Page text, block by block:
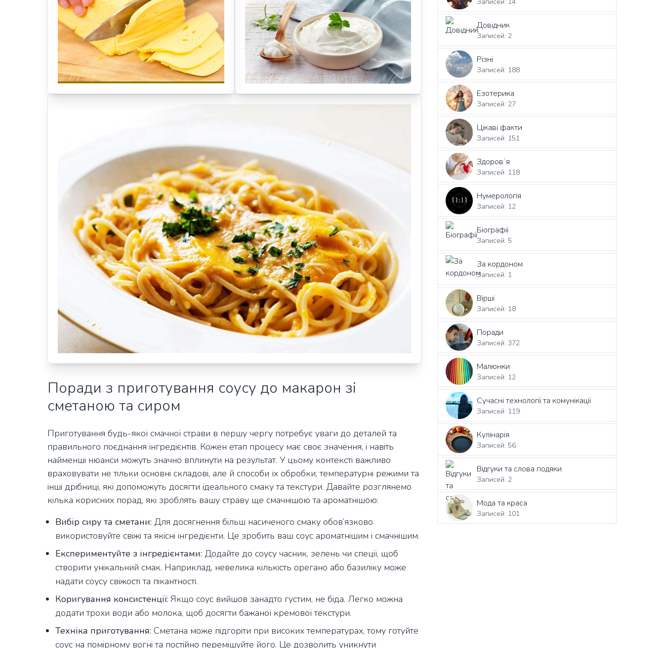
Поради з приготування соусу до макарон зі
сметаною та сиром
Приготування будь-якої смачної страви в першу чергу потребує уваги до деталей та
правильного поєднання інгредієнтів. Кожен етап процесу має своє значення, і навіть
найменші нюанси можуть значно вплинути на результат. У цьому контексті важливо
враховувати не тільки основні складові, але й способи їх обробки, температурні режими та
інші дрібниці, які допоможуть досягти ідеального смаку та текстури. Давайте розглянемо
кілька корисних порад, які зроблять вашу страву ще смачнішою та ароматнішою:
Вибір сиру та сметани: Для досягнення більш насиченого смаку обов’язково
використовуйте свіжі та якісні інгредієнти. Це зробить ваш соус ароматнішим і смачнішим.
Експериментуйте з інгредієнтами: Додайте до соусу часник, зелень чи спеції, щоб
створити унікальний смак. Наприклад, невелика кількість орегано або базиліку може
надати соусу свіжості та пікантності.
Коригування консистенції: Якщо соус вийшов занадто густим, не біда. Легко можна
додати трохи води або молока, щоб досягти бажаної кремової текстури.
Техніка приготування: Сметана може підгоріти при високих температурах, тому готуйте
соус на помірному вогні та постійно перемішуйте його. Це дозволить уникнути
Довідник
Записей: 2
Різні
Записей: 188
Езотерика
Записей: 27
Цікаві факти
Записей: 151
Здоровʼя
Записей: 118
Нумерологія
Записей: 12
Біографії
Записей: 5
За кордоном
Записей: 1
Вірші
Записей: 18
Поради
Записей: 372
Малюнки
Записей: 12
Сучасні технології та комунікації
Записей: 119
Кулінарія
Записей: 56
Відгуки та слова подяки
Записей: 2
Мода та краса
Записей: 101